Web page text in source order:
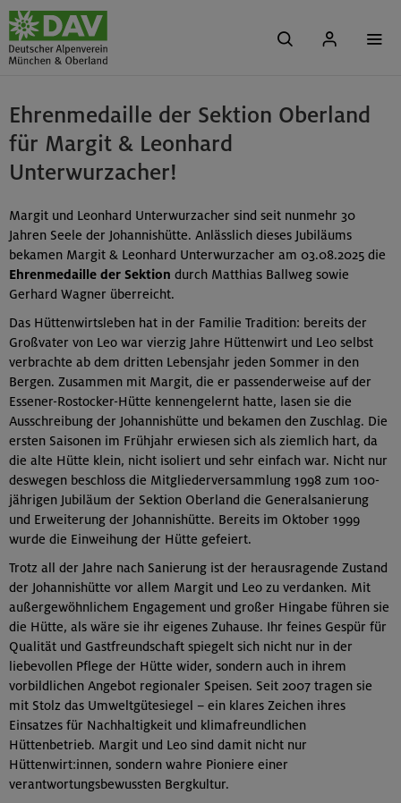
Ehrenmedaille der Sektion Oberland
für Margit & Leonhard
Unterwurzacher!
Margit und Leonhard Unterwurzacher sind seit nunmehr 30
Jahren Seele der Johannishütte. Anlässlich dieses Jubiläums
bekamen Margit & Leonhard Unterwurzacher am 03.08.2025 die
Ehrenmedaille der Sektion durch Matthias Ballweg sowie
Gerhard Wagner überreicht.
Das Hüttenwirtsleben hat in der Familie Tradition: bereits der
Großvater von Leo war vierzig Jahre Hüttenwirt und Leo selbst
verbrachte ab dem dritten Lebensjahr jeden Sommer in den
Bergen. Zusammen mit Margit, die er passenderweise auf der
Essener-Rostocker-Hütte kennengelernt hatte, lasen sie die
Ausschreibung der Johannishütte und bekamen den Zuschlag. Die
ersten Saisonen im Frühjahr erwiesen sich als ziemlich hart, da
die alte Hütte klein, nicht isoliert und sehr einfach war. Nicht nur
deswegen beschloss die Mitgliederversammlung 1998 zum 100-
jährigen Jubiläum der Sektion Oberland die Generalsanierung
und Erweiterung der Johannishütte. Bereits im Oktober 1999
wurde die Einweihung der Hütte gefeiert.
Trotz all der Jahre nach Sanierung ist der herausragende Zustand
der Johannishütte vor allem Margit und Leo zu verdanken. Mit
außergewöhnlichem Engagement und großer Hingabe führen sie
die Hütte, als wäre sie ihr eigenes Zuhause. Ihr feines Gespür für
Qualität und Gastfreundschaft spiegelt sich nicht nur in der
liebevollen Pflege der Hütte wider, sondern auch in ihrem
vorbildlichen Angebot regionaler Speisen. Seit 2007 tragen sie
mit Stolz das Umweltgütesiegel – ein klares Zeichen ihres
Einsatzes für Nachhaltigkeit und klimafreundlichen
Hüttenbetrieb. Margit und Leo sind damit nicht nur
Hüttenwirt:innen, sondern wahre Pioniere einer
verantwortungsbewussten Bergkultur.